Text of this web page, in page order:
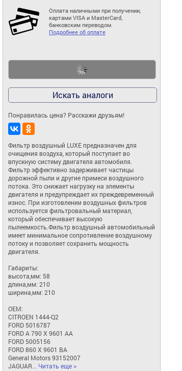
Оплата наличными при получении,
картами VISA и MasterCard,
банковским переводом.
Подробнее об оплате
Искать аналоги
Понравилась цена? Расскажи друзьям!
Фильтр воздушный LUXE предназначен для
очищения воздуха, который поступает во
впускную систему двигателя автомобиля.
Фильтр эффективно задерживает частицы
дорожной пыли и другие примеси воздушного
потока. Это снижает нагрузку на элементы
двигателя и предупреждает их преждевременный
износ. При изготовлении воздушных фильтров
используется фильтровальный материал,
который обеспечивает высокую
пылеемкость.Фильтр воздушный автомобильный
имеет минимальное сопротивление воздушному
потоку и позволяет сохранить мощность
двигателя.
Габариты:
высота,мм: 58
длина,мм: 210
ширина,мм: 210
ОЕМ:
CITROEN 1444-Q2
FORD 5016787
FORD A 790 X 9601 AA
FORD 5005156
FORD 860 X 9601 BA
General Motors 93152007
JAGUAR... Читать еще >